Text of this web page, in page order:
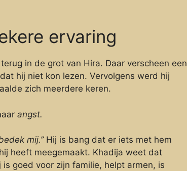
ervaring
in de grot van Hira. Daar verscheen een
hij niet kon lezen. Vervolgens werd hij
zich meerdere keren.
angst.
mij.”Hij is bang dat er iets met hem
heeft meegemaakt. Khadija weet dat
goed voor zijn familie, helpt armen, is